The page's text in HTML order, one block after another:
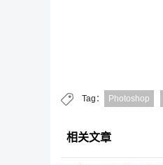
Tag： Photoshop
相关文章